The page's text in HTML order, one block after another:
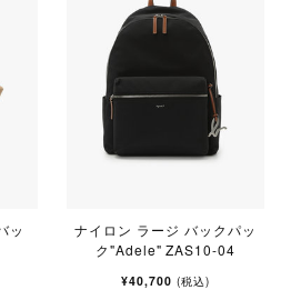
ッ
ナイロン ラージ バックパッ
ク"Adele" ZAS10-04
¥40,700 (税込)